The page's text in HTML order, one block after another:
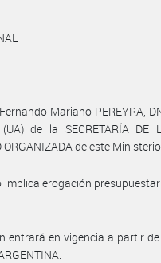
Mariano PEREYRA,
de la SECRETARÍA DE
ORGANIZADA de este
implica erogación
entrará en vigencia a partir